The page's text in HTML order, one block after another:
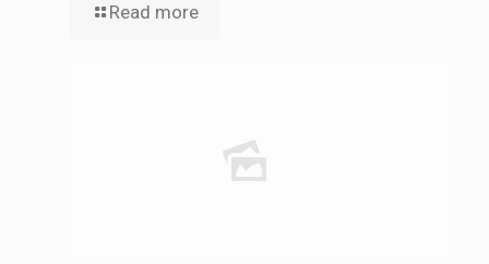
Read more